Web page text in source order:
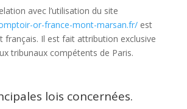
avec l’utilisation du site
or-france-mont-marsan.fr/est
français. Il est fait attribution exclusive
tribunaux compétents de Paris.
lois concernées.